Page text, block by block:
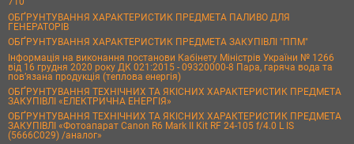
ОБҐРУНТУВАННЯ ХАРАКТЕРИСТИК ПРЕДМЕТА ПАЛИВО ДЛЯ
ГЕНЕРАТОРІВ
ОБҐРУНТУВАННЯ ХАРАКТЕРИСТИК ПРЕДМЕТА ЗАКУПІВЛІ "ППМ"
Інформація на виконання постанови Кабінету Міністрів України № 1266
від 16 грудня 2020 року ДК 021:2015 - 09320000-8 Пара, гаряча вода та
пов’язана продукція (теплова енергія)
ОБҐРУНТУВАННЯ ТЕХНІЧНИХ ТА ЯКІСНИХ ХАРАКТЕРИСТИК ПРЕДМЕТА
ЗАКУПІВЛІ «ЕЛЕКТРИЧНА ЕНЕРГІЯ»
ОБҐРУНТУВАННЯ ТЕХНІЧНИХ ТА ЯКІСНИХ ХАРАКТЕРИСТИК ПРЕДМЕТА
ЗАКУПІВЛІ «Фотоапарат Canon R6 Mark II Kit RF 24-105 f/4.0 L IS
(5666C029) /аналог»